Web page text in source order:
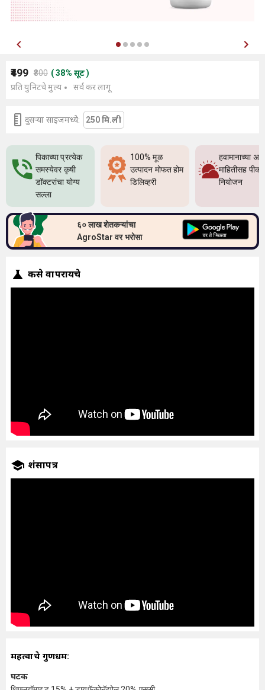
₹499 ₹800 (38% सूट)
प्रति युनिटचे मुल्य
सर्व कर लागू
दुसर्‍या साइजमध्ये: 250 मि.ली
पिकाच्या प्रत्येक
समस्येवर कृषी
डॉक्टरांचा योग्य
सल्ला
100% मूळ
उत्पादन मोफत होम
डिलिव्हरी
हवामानाच्या
माहितीसह पीक
नियोजन
६० लाख शेतकऱ्यांचा
AgroStar वर भरोसा
कसे वापरायचे
प्रशंसापत्र
महत्वाचे गुणधर्म:
घटक